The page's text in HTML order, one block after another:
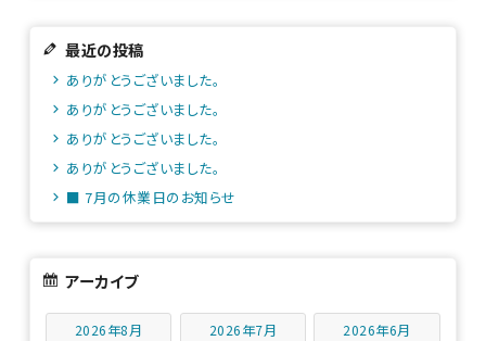
最近の投稿
ありがとうございました。
ありがとうございました。
ありがとうございました。
ありがとうございました。
■ 7月の休業日のお知らせ
アーカイブ
2026年8月 2026年7月 2026年6月